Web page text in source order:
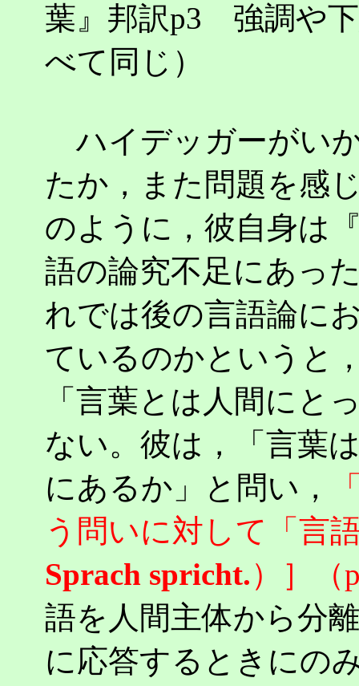
葉』邦訳p3 強調や
べて同じ）
ハイデッガーがい
たか，また問題を感
のように，彼自身は
語の論究不足にあっ
れでは後の言語論に
ているのかというと
「言葉とは人間にと
ない。彼は，「言葉
にあるか」と問い，
う問いに対して「言
Sprach spricht.）］（
語を人間主体から分
に応答するときにの